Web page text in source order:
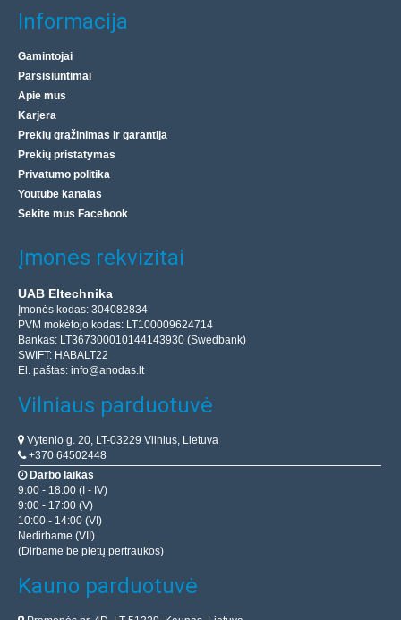
Informacija
Gamintojai
Parsisiuntimai
Apie mus
Karjera
Prekių grąžinimas ir garantija
Prekių pristatymas
Privatumo politika
Youtube kanalas
Sekite mus Facebook
Įmonės rekvizitai
UAB Eltechnika
Įmonės kodas: 304082834
PVM mokėtojo kodas: LT100009624714
Bankas: LT367300010144143930 (Swedbank)
SWIFT: HABALT22
El. paštas: info@anodas.lt
Vilniaus parduotuvė
Vytenio g. 20, LT-03229 Vilnius, Lietuva
+370 64502448
Darbo laikas
9:00 - 18:00 (I - IV)
9:00 - 17:00 (V)
10:00 - 14:00 (VI)
Nedirbame (VII)
(Dirbame be pietų pertraukos)
Kauno parduotuvė